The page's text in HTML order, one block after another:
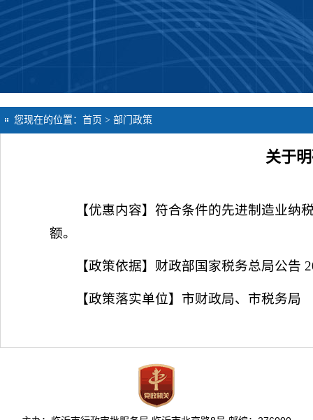
您现在的位置： 首页 > 部门政策
关于
【优惠内容】符合条件的先进制造业
额。
【政策依据】财政部国家税务总局公告
【政策落实单位】市财政局、市税务局